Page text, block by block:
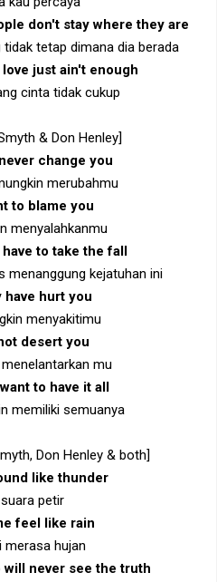
don't stay where they are
tetap dimana dia berada
just ain't enough
cinta tidak cukup
& Don Henley]
change you
merubahmu
to blame you
menyalahkanmu
to take the fall
menanggung kejatuhan ini
have hurt you
menyakitimu
desert you
mu
to have it all
memiliki semuanya
Don Henley & both]
like thunder
petir
feel like rain
merasa hujan
never see the truth